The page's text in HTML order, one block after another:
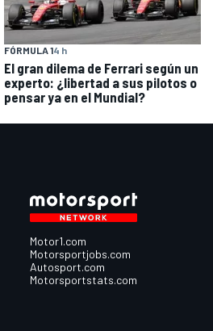
FÓRMULA 14 h
El gran dilema de Ferrari según un
experto: ¿libertad a sus pilotos o
pensar ya en el Mundial?
Motor1.com
Motorsportjobs.com
Autosport.com
Motorsportstats.com